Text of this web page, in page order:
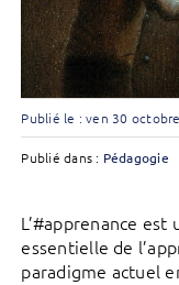
Publié le : ven 30
Publié dans : Pédagogie
L’#apprenance
essentielle de
paradigme actuel